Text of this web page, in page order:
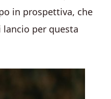
in prospettiva, che
per questa